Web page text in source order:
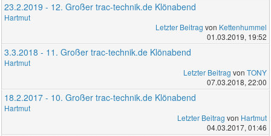
23.2.2019 - 12. Großer trac-technik.de Klönabend
Hartmut
Letzter Beitrag von Kettenhummel
01.03.2019, 19:52
3.3.2018 - 11. Großer trac-technik.de Klönabend
Hartmut
Letzter Beitrag von TONY
07.03.2018, 22:00
18.2.2017 - 10. Großer trac-technik.de Klönabend
Hartmut
Letzter Beitrag von Hartmut
04.03.2017, 01:46